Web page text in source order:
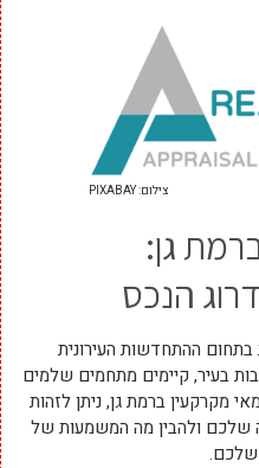
צילום: PIXABAY
גן:
הנכס
ההתחדשות העירונית
בעיר, קיימים מתחמים שלמים
מקרקעין ברמת גן, ניתן לזהות
שלכם ולהבין מה המשמעות של
שלכם.